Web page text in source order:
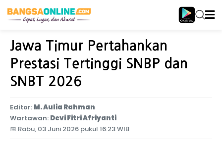
Home Jawa Timur
Jawa Timur Pertahankan
Prestasi Tertinggi SNBP dan
SNBT 2026
Editor: M. Aulia Rahman
Wartawan: Devi Fitri Afriyanti
📅 Rabu, 03 Juni 2026 pukul 16:23 WIB